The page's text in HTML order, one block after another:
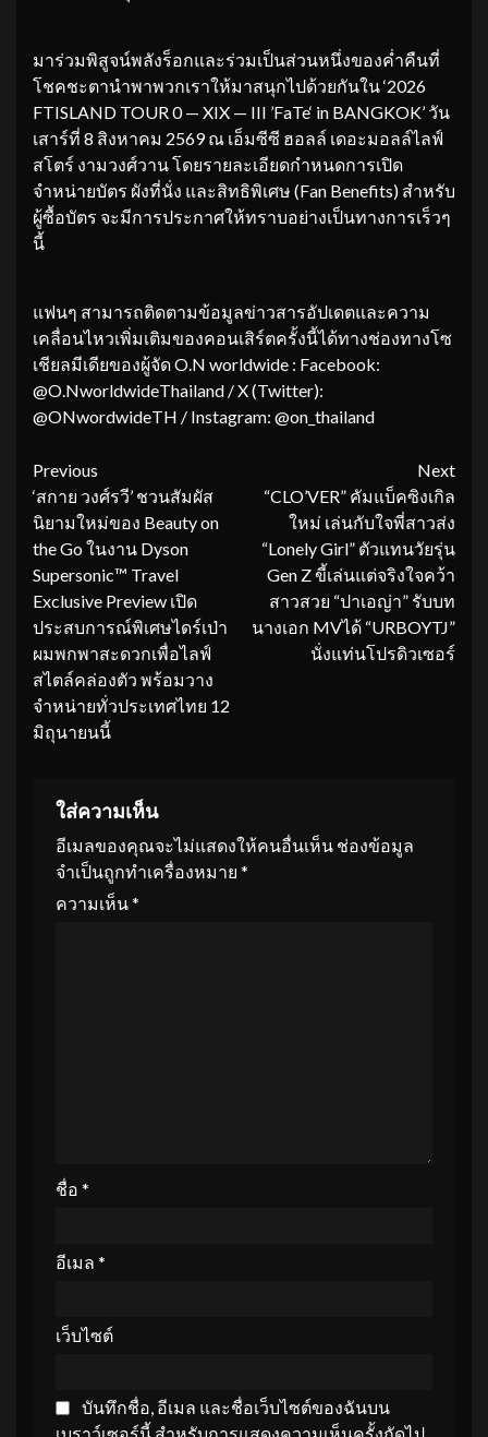
มาร่วมพิสูจน์พลังร็อกและร่วมเป็นส่วนหนึ่งของค่ำคืนที่
โชคชะตานำพาพวกเราให้มาสนุกไปด้วยกันใน ‘2026
FTISLAND TOUR 0 — XIX — III ’FaTe‘ in BANGKOK’ วัน
เสาร์ที่ 8 สิงหาคม 2569 ณ เอ็มซีซี ฮอลล์ เดอะมอลล์ไลฟ์
สโตร์ งามวงศ์วาน โดยรายละเอียดกำหนดการเปิด
จำหน่ายบัตร ผังที่นั่ง และสิทธิพิเศษ (Fan Benefits) สำหรับ
ผู้ซื้อบัตร จะมีการประกาศให้ทราบอย่างเป็นทางการเร็วๆ
นี้
แฟนๆ สามารถติดตามข้อมูลข่าวสารอัปเดตและความ
เคลื่อนไหวเพิ่มเติมของคอนเสิร์ตครั้งนี้ได้ทางช่องทางโซ
เชียลมีเดียของผู้จัด O.N worldwide : Facebook:
@O.NworldwideThailand / X (Twitter):
@ONwordwideTH / Instagram: @on_thailand
Continue
Reading
Previous
‘สกาย วงศ์รวี’ ชวนสัมผัส
นิยามใหม่ของ Beauty on
the Go ในงาน Dyson
Supersonic™ Travel
Exclusive Preview เปิด
ประสบการณ์พิเศษไดร์เป่า
ผมพกพาสะดวกเพื่อไลฟ์
สไตล์คล่องตัว พร้อมวาง
จำหน่ายทั่วประเทศไทย 12
มิถุนายนนี้
Next
“CLO’VER” คัมแบ็คซิงเกิล
ใหม่ เล่นกับใจพี่สาวส่ง
“Lonely Girl” ตัวแทนวัยรุ่น
Gen Z ขี้เล่นแต่จริงใจคว้า
สาวสวย “ปาเอญ่า” รับบท
นางเอก MVได้ “URBOYTJ”
นั่งแท่นโปรดิวเซอร์
ใส่ความเห็น
อีเมลของคุณจะไม่แสดงให้คนอื่นเห็น ช่องข้อมูล
จำเป็นถูกทำเครื่องหมาย *
ความเห็น*
ชื่อ *
อีเมล *
เว็บไซต์
บันทึกชื่อ, อีเมล และชื่อเว็บไซต์ของฉันบน